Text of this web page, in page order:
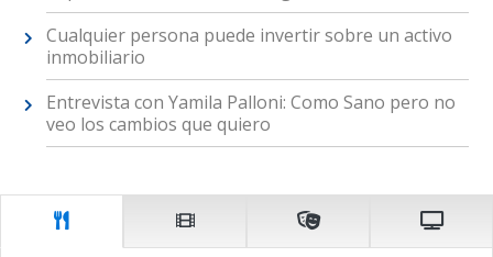
Cualquier persona puede invertir sobre un activo
inmobiliario
Entrevista con Yamila Palloni: Como Sano pero no
veo los cambios que quiero